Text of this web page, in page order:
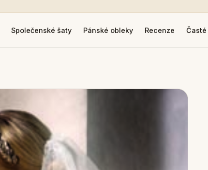
Společenské šaty Pánské obleky Recenze